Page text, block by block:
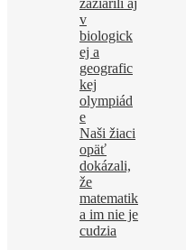
zažiarili aj
v
biologick
ej a
geografic
kej
olympiád
e
Naši žiaci
opäť
dokázali,
že
matematik
a im nie je
cudzia